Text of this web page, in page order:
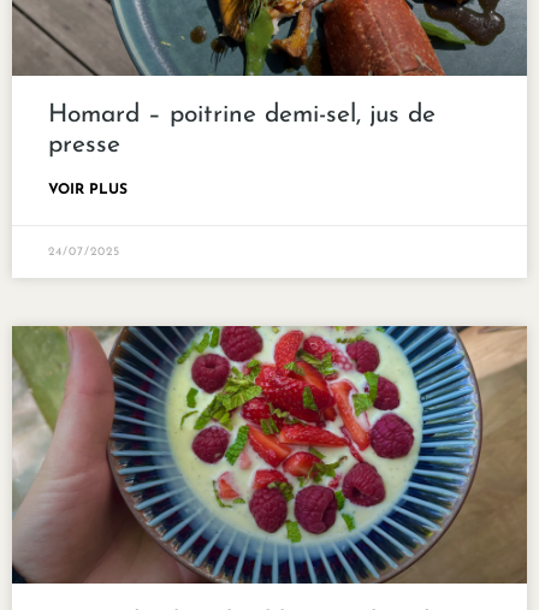
Homard – poitrine demi-sel, jus de
presse
VOIR PLUS
24/07/2025